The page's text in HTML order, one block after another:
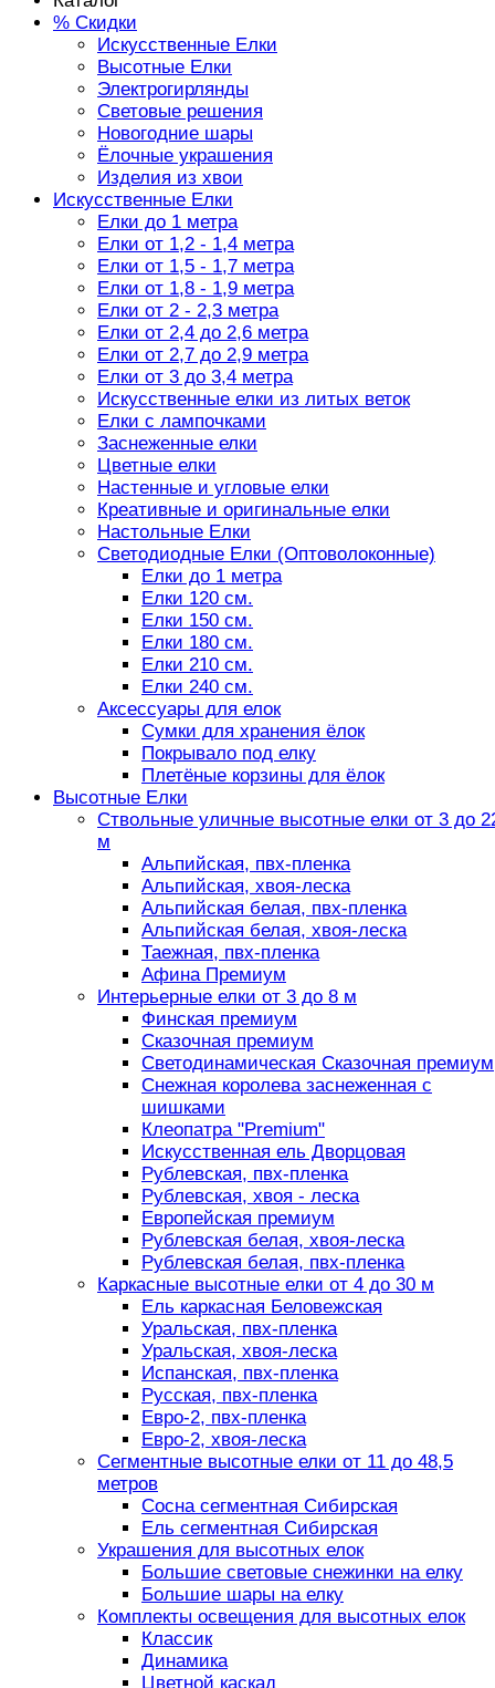
% Скидки
Искусственные Елки
Высотные Елки
Электрогирлянды
Световые решения
Новогодние шары
Ёлочные украшения
Изделия из хвои
Искусственные Елки
Елки до 1 метра
Елки от 1,2 - 1,4 метра
Елки от 1,5 - 1,7 метра
Елки от 1,8 - 1,9 метра
Елки от 2 - 2,3 метра
Елки от 2,4 до 2,6 метра
Елки от 2,7 до 2,9 метра
Елки от 3 до 3,4 метра
Искусственные елки из литых веток
Елки с лампочками
Заснеженные елки
Цветные елки
Настенные и угловые елки
Креативные и оригинальные елки
Настольные Елки
Светодиодные Елки (Оптоволоконные)
Елки до 1 метра
Елки 120 см.
Елки 150 см.
Елки 180 см.
Елки 210 см.
Елки 240 см.
Аксессуары для елок
Сумки для хранения ёлок
Покрывало под елку
Плетёные корзины для ёлок
Высотные Елки
Ствольные уличные высотные елки от 3 до
м
Альпийская, пвх-пленка
Альпийская, хвоя-леска
Альпийская белая, пвх-пленка
Альпийская белая, хвоя-леска
Таежная, пвх-пленка
Афина Премиум
Интерьерные елки от 3 до 8 м
Финская премиум
Сказочная премиум
Светодинамическая Сказочная премиум
Снежная королева заснеженная с
шишками
Клеопатра "Premium"
Искусственная ель Дворцовая
Рублевская, пвх-пленка
Рублевская, хвоя - леска
Европейская премиум
Рублевская белая, хвоя-леска
Рублевская белая, пвх-пленка
Каркасные высотные елки от 4 до 30 м
Ель каркасная Беловежская
Уральская, пвх-пленка
Уральская, хвоя-леска
Испанская, пвх-пленка
Русская, пвх-пленка
Евро-2, пвх-пленка
Евро-2, хвоя-леска
Сегментные высотные елки от 11 до 48,5
метров
Сосна сегментная Сибирская
Ель сегментная Сибирская
Украшения для высотных елок
Большие световые снежинки на елку
Большие шары на елку
Комплекты освещения для высотных елок
Классик
Динамика
Цветной каскад